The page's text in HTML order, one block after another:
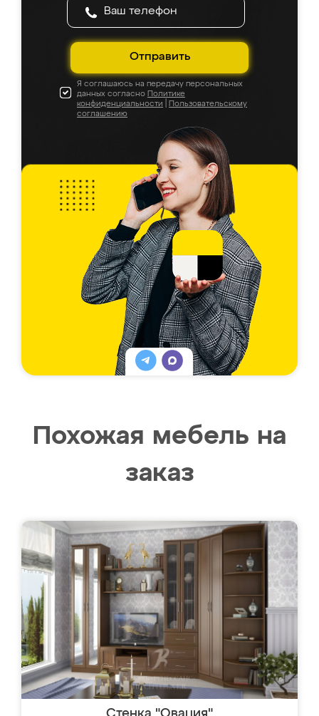
Отправить
Я соглашаюсь на передачу персональных
данных согласно Политике
конфиденциальности
Пользовательскому
соглашению
Похожая мебель на
заказ